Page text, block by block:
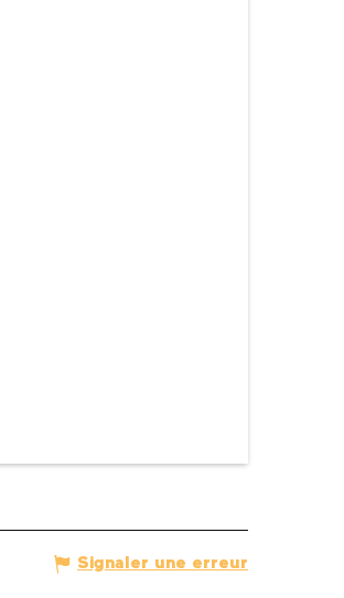
Signaler une erreur